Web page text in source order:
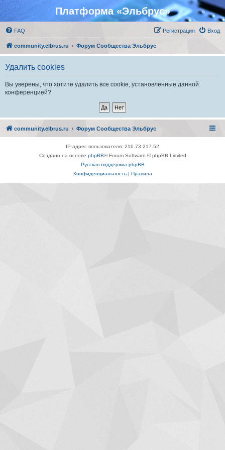
Платформа «Эльбрус»
FAQ Вход
Регистрация
community.elbrus.ru Форум Сообщества Эльбрус
Удалить cookies
Вы уверены, что хотите удалить все cookie, установленные данной
конференцией?
community.elbrus.ru Форум Сообщества Эльбрус
IP-адрес пользователя: 216.73.217.52
Создано на основе phpBB® Forum Software © phpBB Limited
Русская поддержка phpBB
Конфиденциальность| Правила